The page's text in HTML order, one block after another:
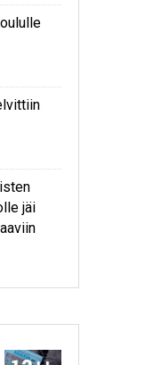
jäi